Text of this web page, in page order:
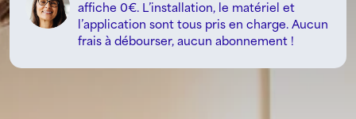
affiche 0€. L’installation, le matériel et
l’application sont tous pris en charge. Aucun
frais à débourser, aucun abonnement !